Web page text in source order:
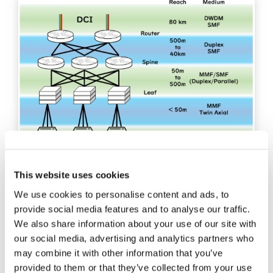
This website uses cookies
We use cookies to personalise content and ads, to
provide social media features and to analyse our traffic.
We also share information about your use of our site with
our social media, advertising and analytics partners who
may combine it with other information that you’ve
provided to them or that they’ve collected from your use
博客文章
了解数据中心中的全网状叶
刺架构
数据中心是现代计算的支柱，为托管应用程序、存
储数据和支持网络提供所需的基础设施。